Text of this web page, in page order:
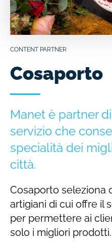
CONTENT PARTNER
Cosaporto
Manet è partner
servizio che
specialità dei
città.
Cosaporto seleziona
artigiani di cui offre il
per permettere ai
solo i migliori prodotti.